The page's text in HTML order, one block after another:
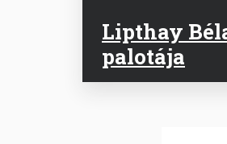
Lipthay
palotája